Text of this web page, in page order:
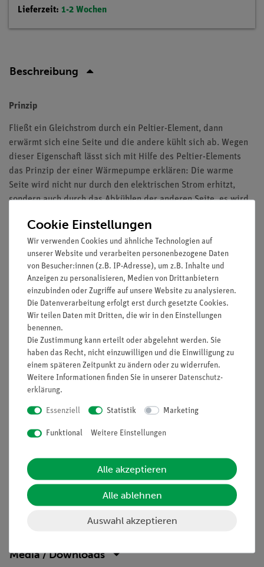
Lieferzeit: 1-2 Wochen
Beschreibung
Prinzip
Fließt ein Gleichstrom durch ein Peltier-Element, dann
erwärmt sich eine Seite und die andere kühlt sich ab. Wegen
dieser Eigenschaft lässt sich mit Hilfe des Peltier-Elements
das Prinzip der einer Wärmepumpe erklären: Die warme
Seite wird nicht nur durch den elektrischen Strom erhitzt,
sondern auch durch das Abkühlen der anderen Seite, es wird
diesem Versuch werden Temperaturen und elektrische Arbeit
in Abhängigkeit von der Zeit gemessen. Daraus lassen sich
die elektrische Energie und Wärmeenergien auf beiden Seiten
bestimmen und Leistungsziffer und Wirkungsgrad berechnen.
Vorteile
Teil einer Systemlösung - Leicht erweiterbar für weitere
Versuche
Einfaches Lehren durch Einsatz der Demo-Tafel Physik
Anschauliche Versuchsdurchführung durch Einsatz von
ADM3-Multimetern
Lernziele
Die Schüler lernen die Funktionsweise eines
Thermoelements kennen.
elektrischer Energie in Wärmeenergie.
Media / Downloads
Cookie Einstellungen
Wir verwenden Cookies und ähnliche Technologien auf
unserer Website und verarbeiten personenbezogene Daten
von Besucher:innen (z.B. IP-Adresse), um z.B. Inhalte und
Anzeigen zu personalisieren, Medien von Drittanbietern
einzubinden oder Zugriffe auf unsere Website zu analysieren.
Die Datenverarbeitung erfolgt erst durch gesetzte Cookies.
Wir teilen Daten mit Dritten, die wir in den Einstellungen
benennen.
Die Zustimmung kann erteilt oder abgelehnt werden. Sie
haben das Recht, nicht einzuwilligen und die Einwilligung zu
einem späteren Zeitpunkt zu ändern oder zu widerrufen.
Weitere Informationen finden Sie in unserer Daten­schutz­
erklärung.
Essenziell Statistik Marketing
Funktional Weitere Einstellungen
Alle akzeptieren
Alle ablehnen
Auswahl akzeptieren